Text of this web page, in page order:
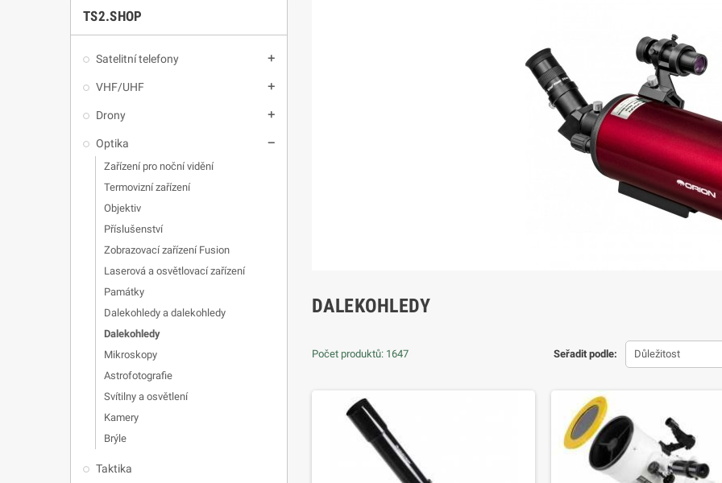
TS2.SHOP
Satelitní telefony add
VHF/UHF add
Drony add
Optika remove
Zařízení pro noční vidění
Termovizní zařízení
Objektiv
Příslušenství
Zobrazovací zařízení Fusion
Laserová a osvětlovací zařízení
Památky
Dalekohledy a dalekohledy
Dalekohledy
Mikroskopy
Astrofotografie
Svítilny a osvětlení
Kamery
Brýle
Taktika
DALEKOHLEDY
Seřadit podle: Důležitost
Počet produktů: 1647